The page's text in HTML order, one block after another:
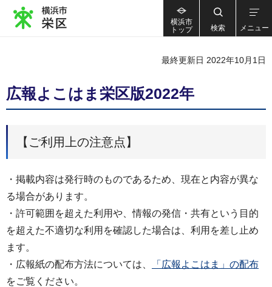
横浜市
トップ
検索 メニュー
最終更新日 2022年10月1日
広報よこはま栄区版2022年
【ご利用上の注意点】
・掲載内容は発行時のものであるため、現在と内容が異な
る場合があります。
・許可範囲を超えた利用や、情報の発信・共有という目的
を超えた不適切な利用を確認した場合は、利用を差し止め
ます。
・広報紙の配布方法については、
「広報よこはま」の配布
をご覧ください。